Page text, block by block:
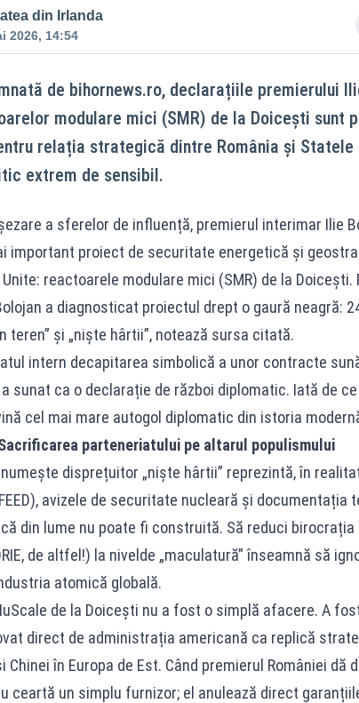
din Irlanda
2026, 14:54
de bihornews.ro, declarațiile premierului
modulare mici (SMR) de la Doicești sunt
relația strategică dintre România și Statele
extrem de sensibil.
a sferelor de influență, premierul interimar Ilie
important proiect de securitate energetică și
reactoarele modulare mici (SMR) de la
a diagnosticat proiectul drept o gaură neagră:
teren” și „niște hârtii”, notează sursa citată.
intern decapitarea simbolică a unor contracte
sunat ca o declarație de război diplomatic. Iată de
cel mai mare autogol diplomatic din istoria
parteneriatului pe altarul populismului
disprețuitor „niște hârtii” reprezintă, în
avizele de securitate nucleară și documentația
din lume nu poate fi construită. Să reduci
de altfel!) la nivelde „maculatură” înseamnă să
atomică globală.
de la Doicești nu a fost o simplă afacere. A
direct de administrația americană ca replică
Chinei în Europa de Est. Când premierul României dă
ceartă un simplu furnizor; el anulează direct